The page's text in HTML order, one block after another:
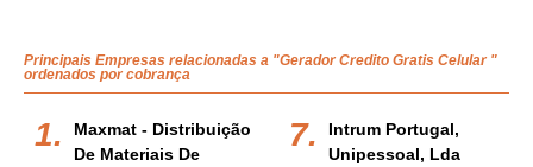
Principais Empresas relacionadas a "Gerador Credito Gratis Celular "
ordenados por cobrança
Maxmat - Distribuição
De Materiais De
Intrum Portugal,
Unipessoal, Lda